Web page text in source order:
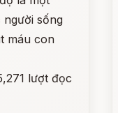
người sống
máu con
lượt đọc